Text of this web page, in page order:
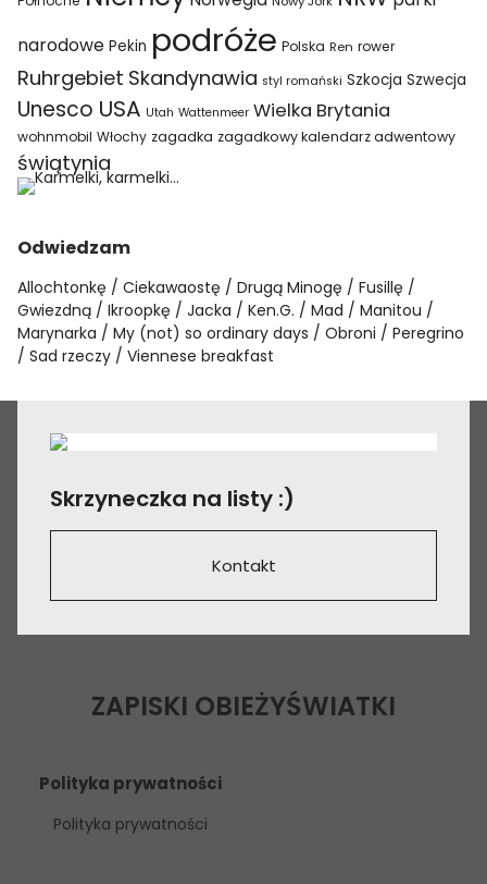
narodowe Pekin podróże Polska Ren rower
Ruhrgebiet Skandynawia styl romański Szkocja Szwecja
Unesco USA Utah Wattenmeer Wielka Brytania
wohnmobil Włochy zagadka zagadkowy kalendarz adwentowy
świątynia
Odwiedzam
Allochtonkę Ciekawaostę Drugą Minogę
Fusillę
Gwiezdną
Ikroopkę Jacka Ken.G. Mad
Manitou
Marynarka
My (not) so ordinary days Obroni
Peregrino
Sad rzeczy
Viennese breakfast
Skrzyneczka na listy :)
Kontakt
ZAPISKI OBIEŻYŚWIATKI
Polityka prywatności
Polityka prywatności